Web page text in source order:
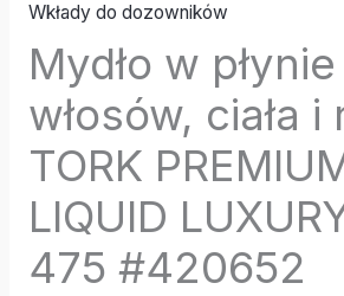
Wkłady do dozowników
Mydło w
włosów, ciała i
TORK
LIQUID
475 #420652